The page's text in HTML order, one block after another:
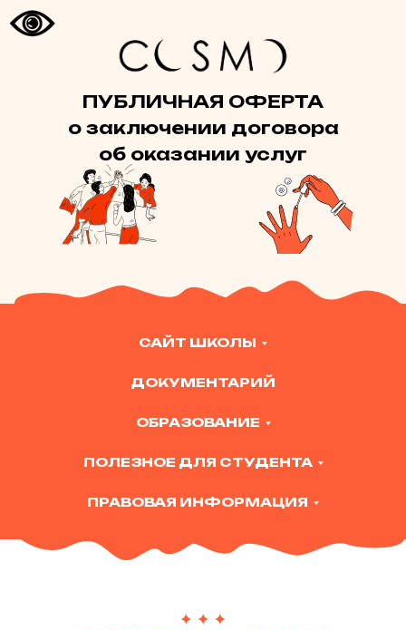
ПУБЛИЧНАЯ ОФЕРТА
о заключении договора
об оказании услуг
САЙТ ШКОЛЫ
ДОКУМЕНТАРИЙ
ОБРАЗОВАНИЕ
ПОЛЕЗНОЕ ДЛЯ СТУДЕНТА
ПРАВОВАЯ ИНФОРМАЦИЯ